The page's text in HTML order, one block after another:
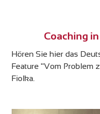
Coaching
Hören Sie hier das
Feature "Vom Problem
Fiolka.